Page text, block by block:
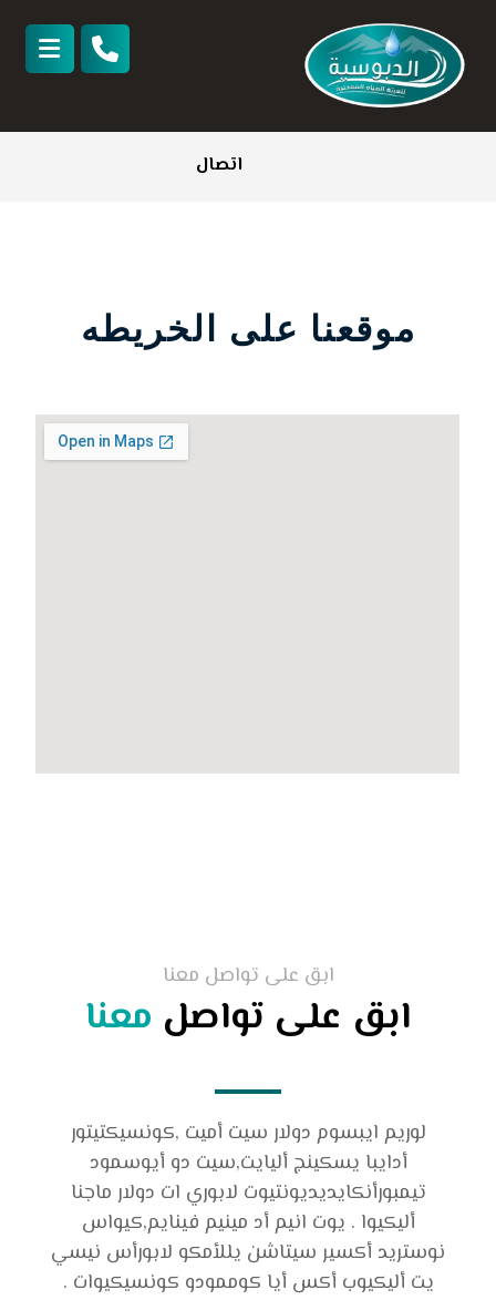
اتصال
موقعنا على الخريطه
ابق على تواصل معنا
ابق على تواصل معنا
لوريم ايبسوم دولار سيت أميت ,كونسيكتيتور
أدايبا يسكينج أليايت,سيت دو أيوسمود
تيمبورأنكايديديونتيوت لابوري ات دولار ماجنا
أليكيوا . يوت انيم أد مينيم فينايم,كيواس
نوستريد أكسير سيتاشن يللأمكو لابورأس نيسي
يت أليكيوب أكس أيا كوممودو كونسيكيوات .